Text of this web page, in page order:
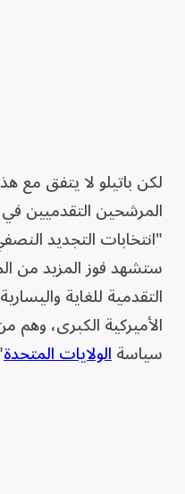
لكن باتيلو لا يتفق مع
المرشحين التقدميين في
ستشهد فوز المزيد من
التقدمية للغاية
الأميركية الكبرى،
سياسةالولايات المتحدة